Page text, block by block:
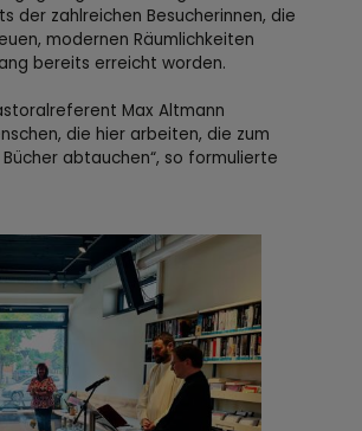
der zahlreichen Besucherinnen, die
modernen Räumlichkeiten
bereits erreicht worden.
Max Altmann
die hier arbeiten, die zum
abtauchen“, so formulierte